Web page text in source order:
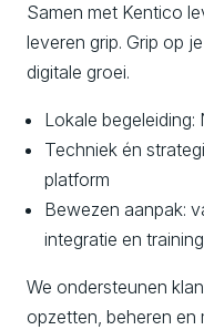
Samen met Kentico
leveren grip. Grip op
digitale groei.
Lokale begeleiding:
Techniek én
platform
Bewezen aanpak:
integratie en training
We ondersteunen
opzetten, beheren en